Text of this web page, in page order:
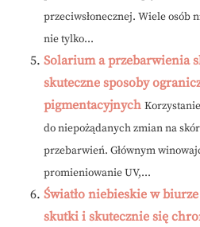
przeciwsłonecznej. Wiele osób
nie tylko...
Solarium a przebarwienia
skuteczne sposoby
pigmentacyjnych
do niepożądanych zmian na
przebarwień. Głównym
promieniowanie UV,...
Światło niebieskie w
skutki i skutecznie się